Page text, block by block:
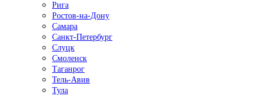
Рига
Ростов-на-Дону
Самара
Санкт-Петербург
Слуцк
Смоленск
Таганрог
Тель-Авив
Тула